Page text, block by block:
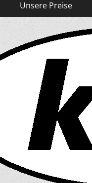
Unsere Preise